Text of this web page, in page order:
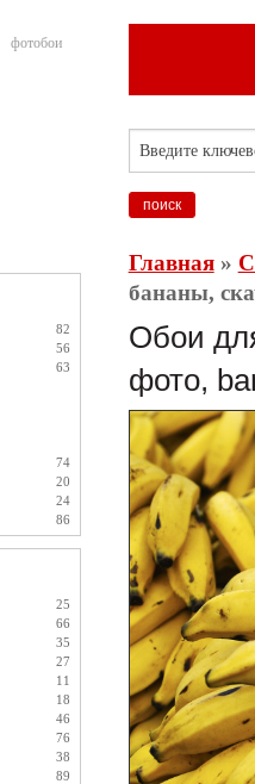
фотобои
82
56
63
74
20
24
86
25
66
35
27
11
18
46
76
38
89
Главная»
бананы,
Обои
фото,